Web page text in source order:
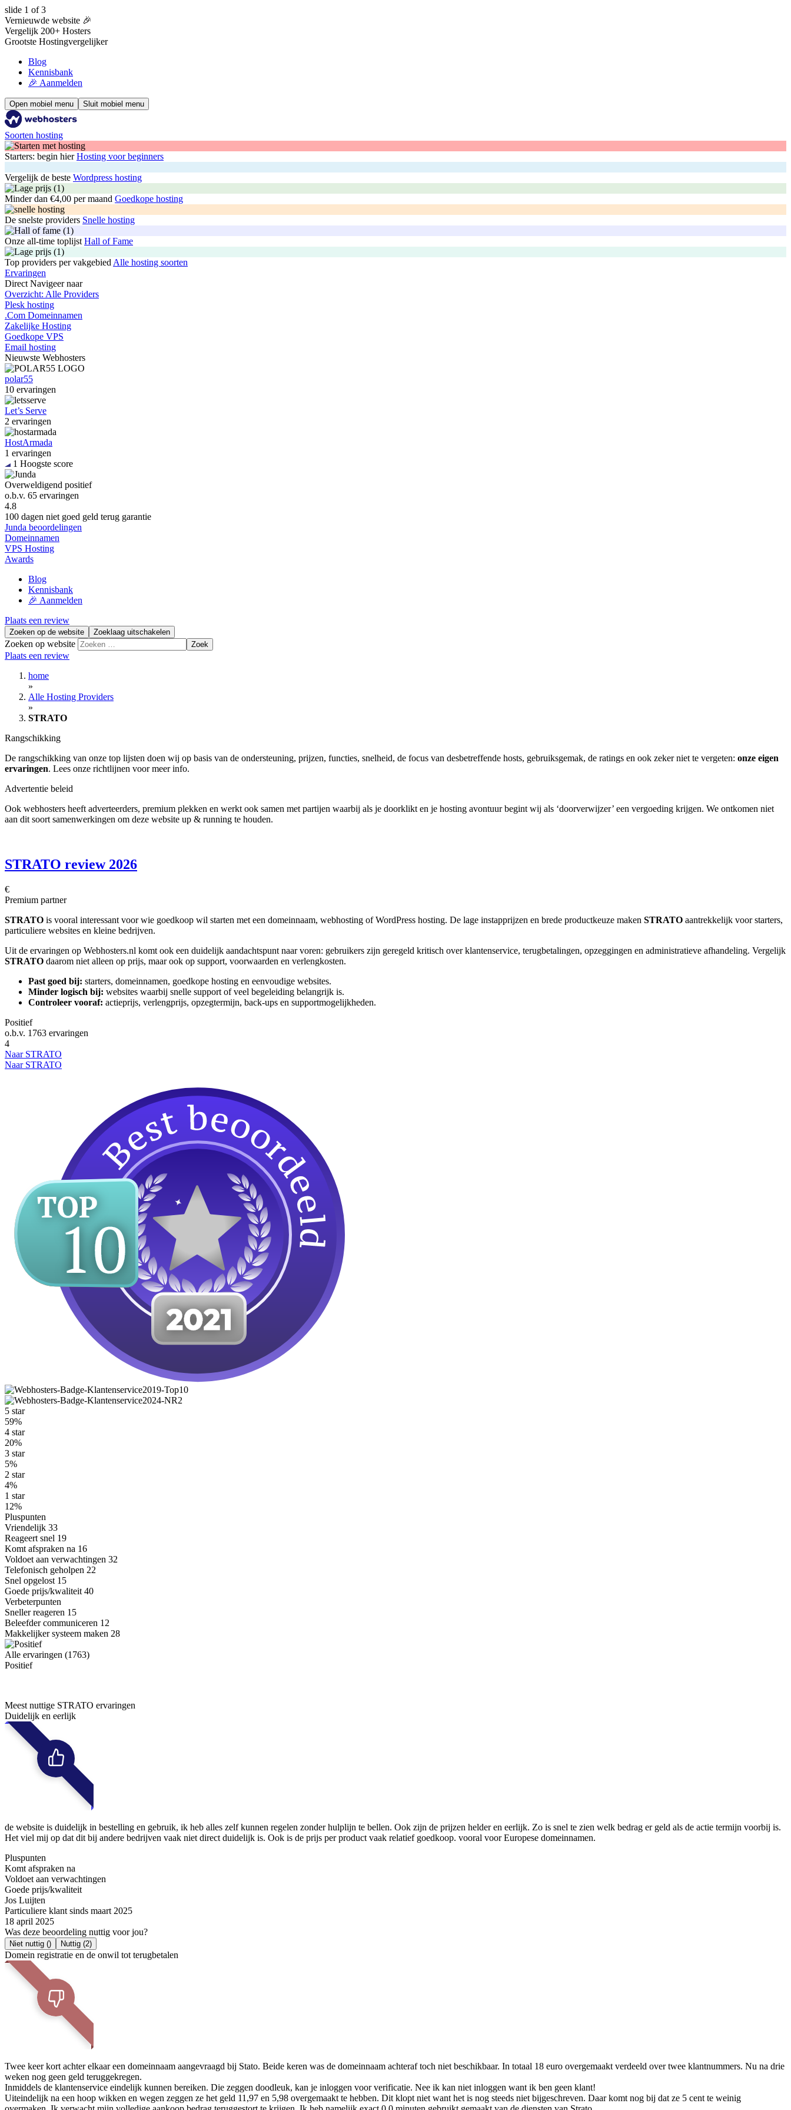
slide 1 of 3
Vernieuwde website 🎉
Vergelijk 200+ Hosters
Grootste Hostingvergelijker
Blog
Kennisbank
🎉 Aanmelden
Open mobiel menu Sluit mobiel menu
Soorten hosting
Starters: begin hierHosting voor beginners
Vergelijk de beste Wordpress hosting
Minder dan €4,00 per maand Goedkope hosting
De snelste providers Snelle hosting
Onze all-time toplijst Hall of Fame
Top providers per vakgebied Alle hosting soorten
Ervaringen
Direct Navigeer naar
Overzicht: Alle Providers
Plesk hosting
.Com Domeinnamen
Zakelijke Hosting
Goedkope VPS
Email hosting
Nieuwste Webhosters
polar55
10 ervaringen
Let’s Serve
2 ervaringen
HostArmada
1 ervaringen
1 Hoogste score
Overweldigend positief
o.b.v. 65 ervaringen
4.8
100 dagen niet goed geld terug garantie
Junda beoordelingen
Domeinnamen
VPS Hosting
Awards
Blog
Kennisbank
🎉 Aanmelden
Plaats een review
Zoeken op de website Zoeklaag uitschakelen
Zoeken op website Zoek
Plaats een review
home
»
Alle Hosting Providers
»
STRATO
Rangschikking
De rangschikking van onze top lijsten doen wij op basis van de ondersteuning, prijzen, functies, snelheid, de focus van desbetreffende hosts, gebruiksgemak, de ratings en ook zeker niet te vergeten: onze eigen
ervaringen. Lees onze richtlijnen voor meer info.
Advertentie beleid
Ook webhosters heeft adverteerders, premium plekken en werkt ook samen met partijen waarbij als je doorklikt en je hosting avontuur begint wij als ‘doorverwijzer’ een vergoeding krijgen. We ontkomen niet
aan dit soort samenwerkingen om deze website up & running te houden.
STRATO review 2026
€
Premium partner
STRATO is vooral interessant voor wie goedkoop wil starten met een domeinnaam, webhosting of WordPress hosting. De lage instapprijzen en brede productkeuze maken STRATO aantrekkelijk voor starters,
particuliere websites en kleine bedrijven.
Uit de ervaringen op Webhosters.nl komt ook een duidelijk aandachtspunt naar voren: gebruikers zijn geregeld kritisch over klantenservice, terugbetalingen, opzeggingen en administratieve afhandeling. Vergelijk
STRATO daarom niet alleen op prijs, maar ook op support, voorwaarden en verlengkosten.
Past goed bij: starters, domeinnamen, goedkope hosting en eenvoudige websites.
Minder logisch bij: websites waarbij snelle support of veel begeleiding belangrijk is.
Controleer vooraf: actieprijs, verlengprijs, opzegtermijn, back-ups en supportmogelijkheden.
Positief
o.b.v. 1763 ervaringen
4
Naar STRATO
Naar STRATO
5 star
59%
4 star
20%
3 star
5%
2 star
4%
1 star
12%
Pluspunten
Vriendelijk 33
Reageert snel 19
Komt afspraken na 16
Voldoet aan verwachtingen 32
Telefonisch geholpen 22
Snel opgelost 15
Goede prijs/kwaliteit 40
Verbeterpunten
Sneller reageren 15
Beleefder communiceren 12
Makkelijker systeem maken 28
Alle ervaringen (1763)
Positief
Meest nuttige STRATO ervaringen
Duidelijk en eerlijk
de website is duidelijk in bestelling en gebruik, ik heb alles zelf kunnen regelen zonder hulplijn te bellen. Ook zijn de prijzen helder en eerlijk. Zo is snel te zien welk bedrag er geld als de actie termijn voorbij is.
Het viel mij op dat dit bij andere bedrijven vaak niet direct duidelijk is. Ook is de prijs per product vaak relatief goedkoop. vooral voor Europese domeinnamen.
Pluspunten
Komt afspraken na
Voldoet aan verwachtingen
Goede prijs/kwaliteit
Jos Luijten
Particuliere klant sinds maart 2025
18 april 2025
Was deze beoordeling nuttig voor jou?
Niet nuttig () Nuttig (2)
Domein registratie en de onwil tot terugbetalen
Twee keer kort achter elkaar een domeinnaam aangevraagd bij Stato. Beide keren was de domeinnaam achteraf toch niet beschikbaar. In totaal 18 euro overgemaakt verdeeld over twee klantnummers. Nu na drie
weken nog geen geld teruggekregen.
Inmiddels de klantenservice eindelijk kunnen bereiken. Die zeggen doodleuk, kan je inloggen voor verificatie. Nee ik kan niet inloggen want ik ben geen klant!
Uiteindelijk na een hoop wikken en wegen zeggen ze het geld 11,97 en 5,98 overgemaakt te hebben. Dit klopt niet want het is nog steeds niet bijgeschreven. Daar komt nog bij dat ze 5 cent te weinig